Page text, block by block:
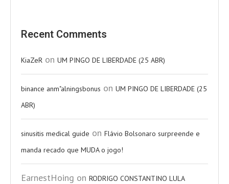
Recent Comments
KiaZeR on UM PINGO DE LIBERDADE (25 ABR)
binance anm"alningsbonus on UM PINGO DE LIBERDADE (25
ABR)
sinusitis medical guide on Flávio Bolsonaro surpreende e
manda recado que MUDA o jogo!
EarnestHoing on RODRIGO CONSTANTINO LULA